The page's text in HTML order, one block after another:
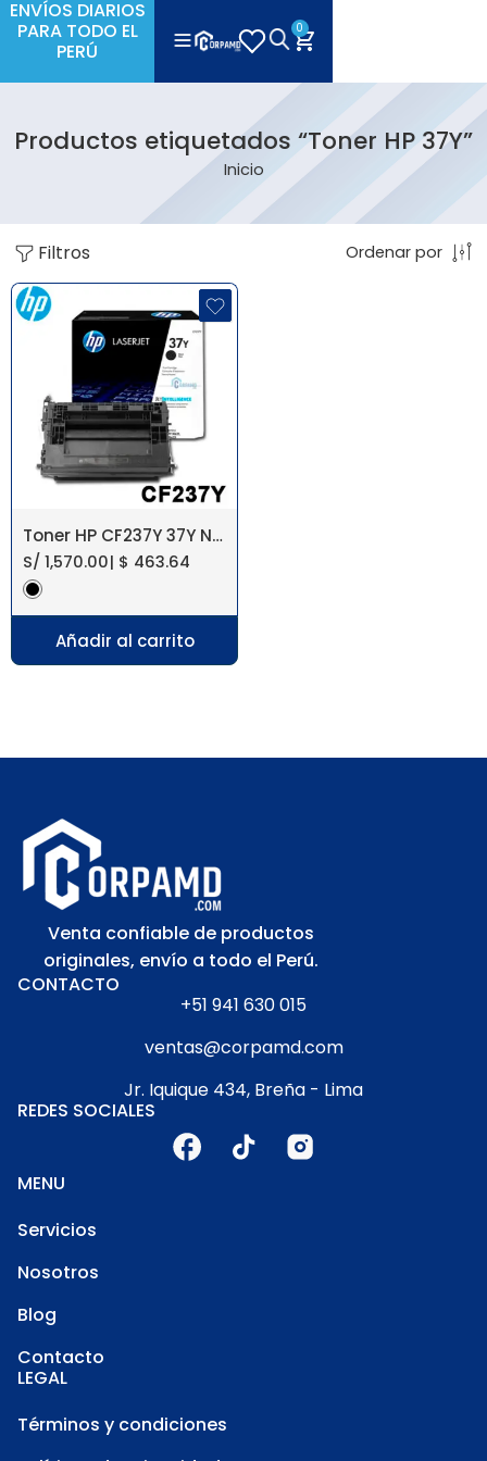
ENVÍOS DIARIOS
PARA TODO EL
PERÚ
0
Productos etiquetados “Toner HP 37Y”
Inicio
Filtros Ordenar por
Toner HP CF237Y 37Y Negro Ent M631 41KPG
S/ 1,570.00| $ 463.64
Añadir al carrito
Venta confiable de productos
originales, envío a todo el Perú.
CONTACTO
+51 941 630 015
ventas@corpamd.com
Jr. Iquique 434, Breña - Lima
REDES SOCIALES
MENU
Servicios
Nosotros
Blog
Contacto
LEGAL
Términos y condiciones